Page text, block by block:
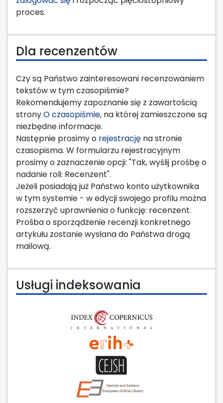
proces.
Dla recenzentów
Czy są Państwo zainteresowani recenzowaniem
tekstów w tym czasopiśmie?
Rekomendujemy zapoznanie się z zawartością
stronyO czasopiśmie, na której zamieszczone są
niezbędne informacje.
Następnie prosimy o rejestrację na stronie
czasopisma. W formularzu rejestracyjnym
prosimy o zaznaczenie opcji: "Tak, wyślij prośbę o
nadanie roli: Recenzent".
Jeżeli posiadają już Państwo konto użytkownika
w tym systemie - w edycji swojego profilu można
rozszerzyć uprawnienia o funkcję: recenzent.
Prośba o sporządzenie recenzji konkretnego
artykułu zostanie wysłana do Państwa drogą
mailową.
Usługi indeksowania